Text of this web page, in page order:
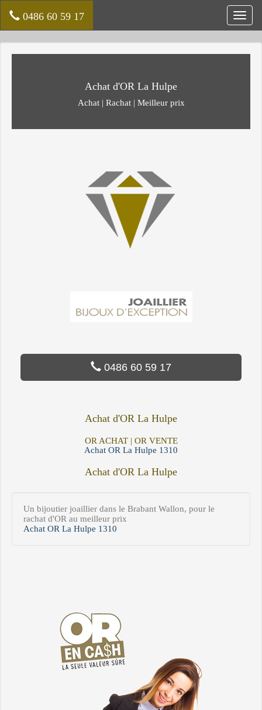
0486 60 59 17
Achat d'OR La Hulpe
Achat | Rachat | Meilleur prix
0486 60 59 17
Achat d'OR La Hulpe
OR ACHAT | OR VENTE
Achat OR La Hulpe 1310
Achat d'OR La Hulpe
Un bijoutier joaillier dans le Brabant Wallon, pour le
rachat d'OR au meilleur prix
Achat OR La Hulpe 1310